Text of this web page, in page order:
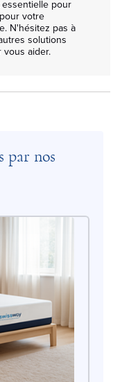
pour
votre
N'hésitez pas à
solutions
vous aider.
par nos